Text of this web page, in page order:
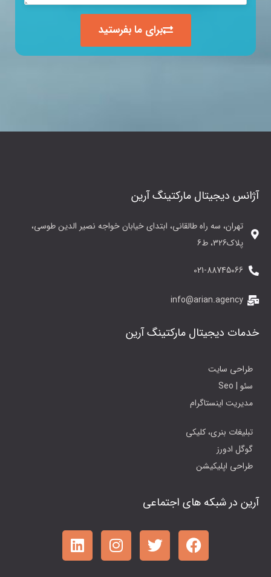
برای ما بفرستید
آژانس دیجیتال مارکتینگ آرین
تهران، سه راه طالقانی، ابتدای خیابان خواجه نصیر الدین طوسی،
پلاک326، ط6
021-88745066
info@arian.agency
خدمات دیجیتال مارکتینگ آرین
طراحی سایت
سئو | Seo
مدیریت اینستاگرام
تبلیغات بنری، کلیکی
گوگل ادورز
طراحی اپلیکیشن
آرین در شبکه های اجتماعی